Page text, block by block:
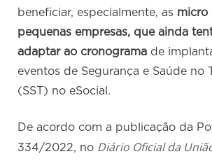
beneficiar, especialmente, as micro
pequenas empresas, que ainda
adaptar ao cronograma de
eventos de Segurança e Saúde no
(SST) no eSocial.
De acordo com a publicação da
334/2022, no Diário Oficial da